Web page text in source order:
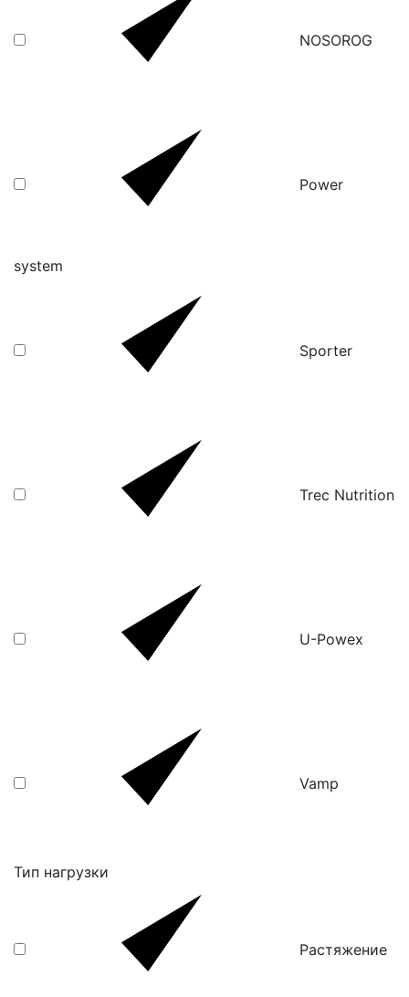
NOSOROG
Power
system
Sporter
Trec Nutrition
U-Powex
Vamp
Тип нагрузки
Растяжение